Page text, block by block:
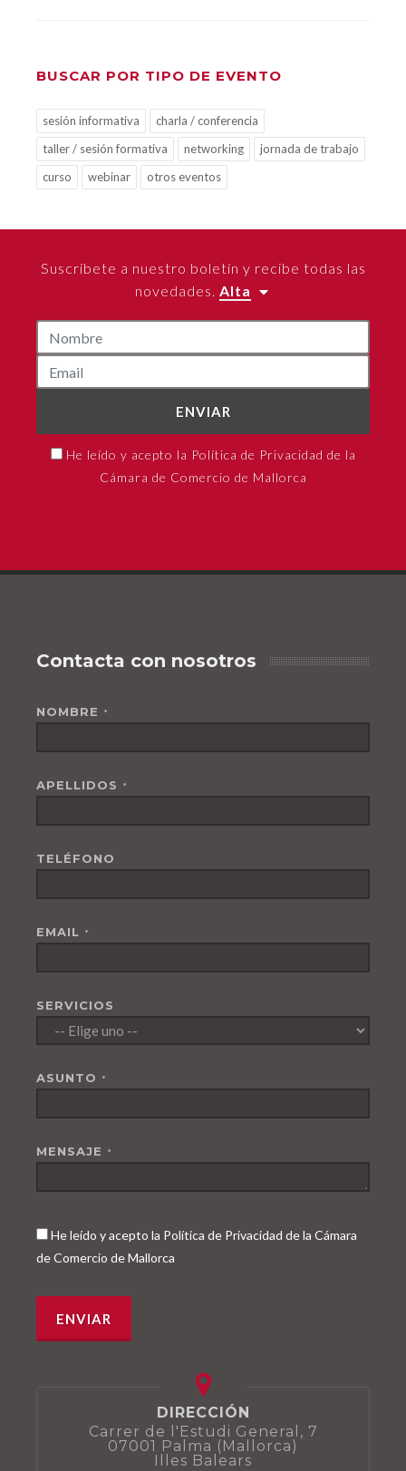
BUSCAR POR TIPO DE EVENTO
sesión informativa
charla / conferencia
taller / sesión formativa
networking
jornada de trabajo
curso
webinar otros eventos
Suscríbete a nuestro boletín y recibe todas las
novedades. Alta
ENVIAR
He leído y acepto la Política de Privacidad de la
Cámara de Comercio de Mallorca
Contacta con nosotros
NOMBRE *
APELLIDOS *
TELÉFONO
EMAIL *
SERVICIOS
ASUNTO *
MENSAJE *
He leído y acepto la Política de Privacidad de la Cámara
de Comercio de Mallorca
DIRECCIÓN
Carrer de l'Estudi General, 7
07001 Palma (Mallorca)
Illes Balears